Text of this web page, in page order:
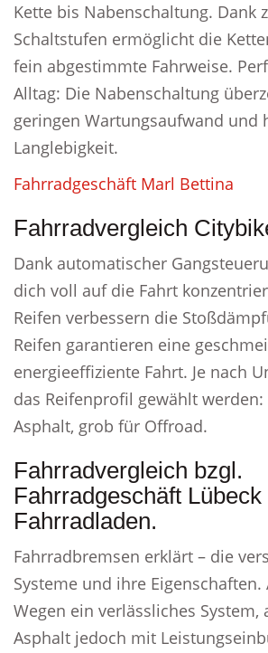
Kette bis Nabenschaltung. Dank
Schaltstufen ermöglicht die
fein abgestimmte Fahrweise.
Alltag: Die Nabenschaltung
geringen Wartungsaufwand und
Langlebigkeit.
Fahrradgeschäft Marl Bettina
Fahrradvergleich
Dank automatischer
dich voll auf die Fahrt
Reifen verbessern die
Reifen garantieren eine
energieeffiziente Fahrt. Je nach
das Reifenprofil gewählt
Asphalt, grob für Offroad.
Fahrradvergleich bzgl.
Fahrradgeschäft
Fahrradladen.
Fahrradbremsen erklärt – die
Systeme und ihre
Wegen ein verlässliches System,
Asphalt jedoch mit